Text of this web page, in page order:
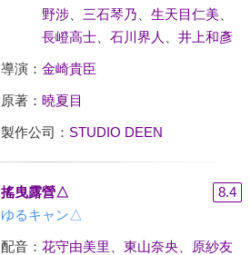
野涉、 三石琴乃 生天目仁美、
長嶝高士、 石川界人 井上和彥
導演： 金崎貴臣
原著： 曉夏目
製作公司： STUDIO DEEN
搖曳露營△
8.4
ゆるキャン△
配音： 花守由美里 東山奈央、
原紗友